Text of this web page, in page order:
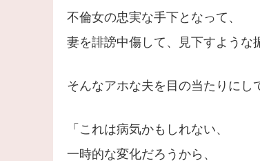
不倫女の忠実な手下となって、
妻を誹謗中傷して、見下すような
そんなアホな夫を目の当たりにし
「これは病気かもしれない、
一時的な変化だろうから、